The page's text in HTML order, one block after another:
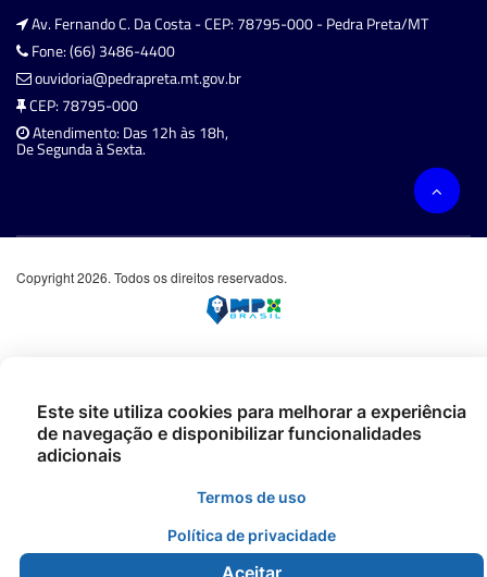
Av. Fernando C. Da Costa - CEP: 78795-000 - Pedra Preta/MT
Fone: (66) 3486-4400
ouvidoria@pedrapreta.mt.gov.br
CEP: 78795-000
Atendimento: Das 12h às 18h,
De Segunda à Sexta.
Copyright 2026. Todos os direitos reservados.
Este site utiliza cookies para melhorar a experiência
de navegação e disponibilizar funcionalidades
adicionais
Termos de uso
Política de privacidade
Aceitar